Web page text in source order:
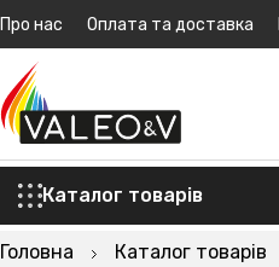
Про нас Оплата та доставка
Каталог товарів
Головна Каталог товарів